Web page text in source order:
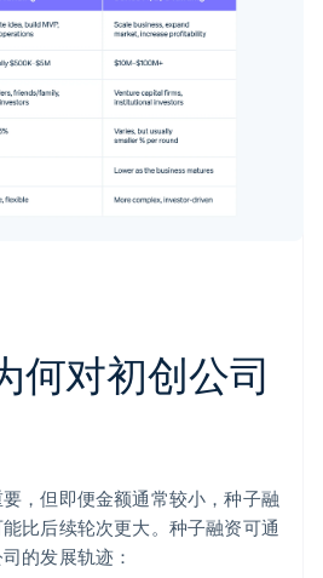
何对初创公司
，但即便金额通常较小，种子融
比后续轮次更大。种子融资可通
的发展轨迹：